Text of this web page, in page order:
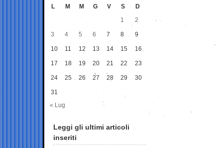
L M M G V S
D
1
2
3 4 5 6 7 8 9
10 11 12 13 14 15 16
17 18 19 20 21 22 23
24 25 26 27 28 29 30
31
« Lug
Leggi gli ultimi articoli
inseriti